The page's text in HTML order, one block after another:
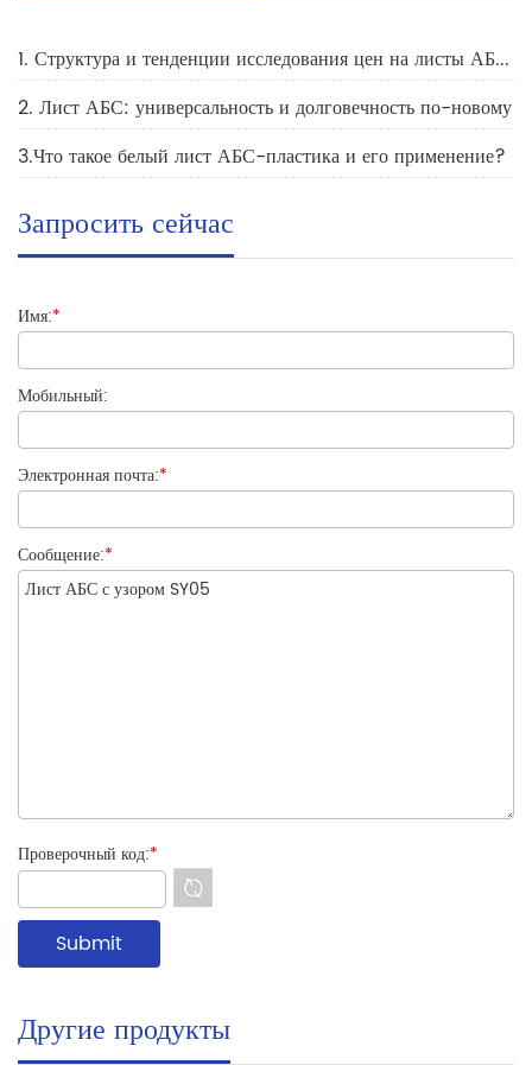
1. Структура и тенденции исследования цен на листы АБС-пластика
2. Лист АБС: универсальность и долговечность по-новому
3.Что такое белый лист АБС-пластика и его применение?
Запросить сейчас
Имя:*
Мобильный:
Электронная почта:*
Сообщение:*
Проверочный код:*
Другие продукты